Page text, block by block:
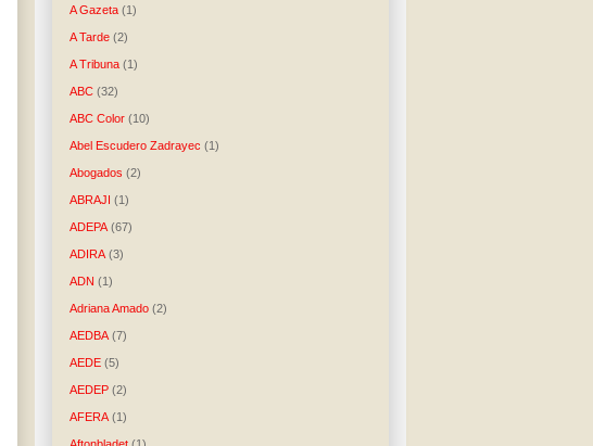
A Gazeta (1)
A Tarde (2)
A Tribuna (1)
ABC (32)
ABC Color (10)
Abel Escudero Zadrayec (1)
Abogados (2)
ABRAJI (1)
ADEPA (67)
ADIRA (3)
ADN (1)
Adriana Amado (2)
AEDBA (7)
AEDE (5)
AEDEP (2)
AFERA (1)